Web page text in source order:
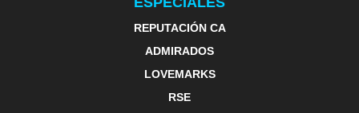
REPUTACIÓN CA
ADMIRADOS
LOVEMARKS
RSE